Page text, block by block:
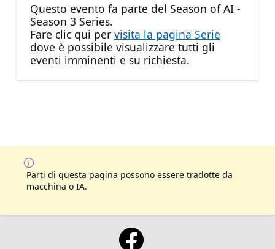
Questo evento fa parte del Season of AI -
Season 3 Series.
Fare clic qui per visita la pagina Serie
dove è possibile visualizzare tutti gli
eventi imminenti e su richiesta.
Parti di questa pagina possono essere tradotte da
macchina o IA.